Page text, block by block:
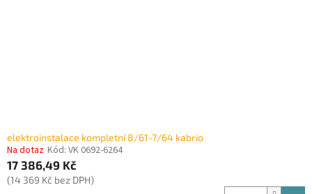
elektroinstalace kompletní 8/61-7/64 kabrio
Na dotaz Kód: VK 0692-6264
17 386,49 Kč
(14 369 Kč bez DPH)